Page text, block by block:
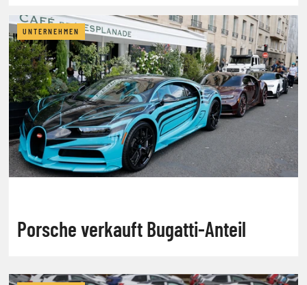
UNTERNEHMEN
Porsche verkauft Bugatti-Anteil